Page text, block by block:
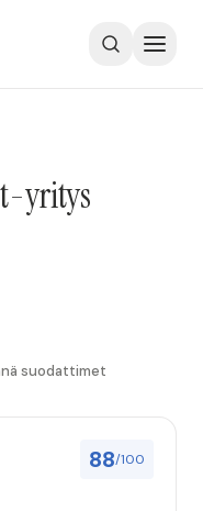
yritys
suodattimet
88/100